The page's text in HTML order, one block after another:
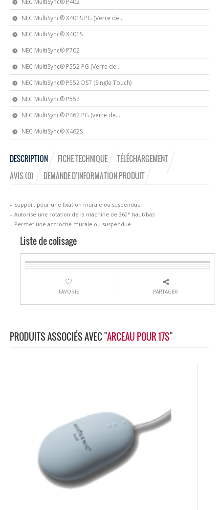
NEC MultiSync® X401S PG (Verre de...
NEC MultiSync® X401S
NEC MultiSync® P702
NEC MultiSync® P552 PG (Verre de...
NEC MultiSync® P552 DST (Single Touch)
NEC MultiSync® P552
NEC MultiSync® P462 PG (verre de...
NEC MultiSync® X462S
DESCRIPTION FICHE TECHNIQUE
TÉLÉCHARGEMENT
AVIS (0)
DEMANDE D'INFORMATION PRODUIT
– Support pour une fixation murale ou suspendue
– Autorise une rotation de la machine de 360° haut/bas
– Permet une accroche murale ou suspendue
Liste de colisage
FAVORIS PARTAGER
PRODUITS ASSOCIÉS AVEC "ARCEAU POUR 17S"